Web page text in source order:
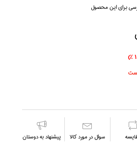
برای این محصول
سوال در مورد كالا پیشنهاد به دوستان